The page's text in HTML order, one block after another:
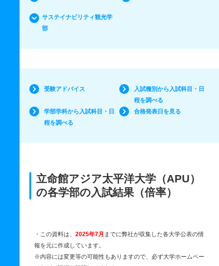
サステイナビリティ観光学
部
受験アドバイス
入試種別から入試科目・日
程を調べる
学部学科から入試科目・日
程を調べる
合格発表日を見る
立命館アジア太平洋大学（APU）
の各学部の入試結果（倍率）
・この資料は、 2025年7月 までに弊社が収集した各大学公表の情
報を元に作成しています。
※内容には変更等の可能性もありますので、必ず大学ホームペー